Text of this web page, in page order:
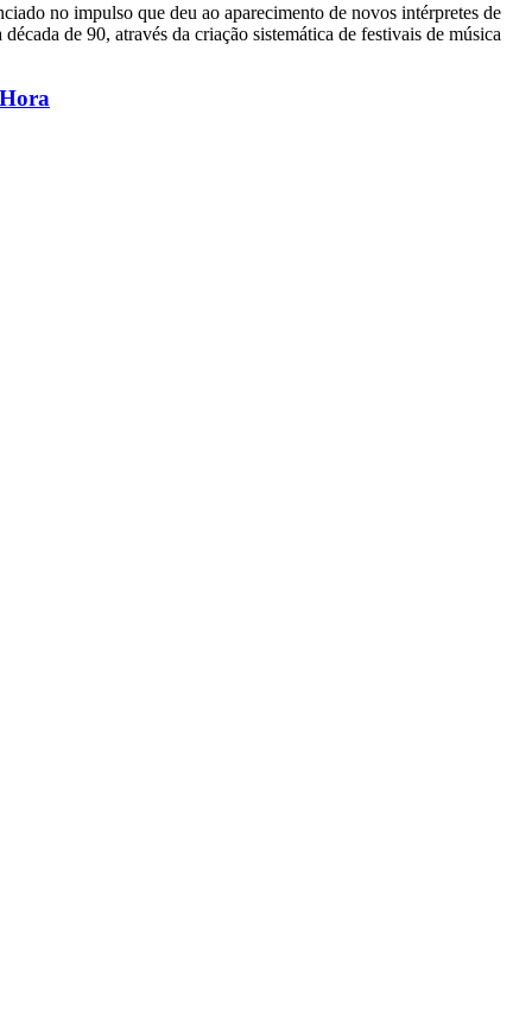
no impulso que deu ao aparecimento de novos intérpretes de
de 90, através da criação sistemática de festivais de música